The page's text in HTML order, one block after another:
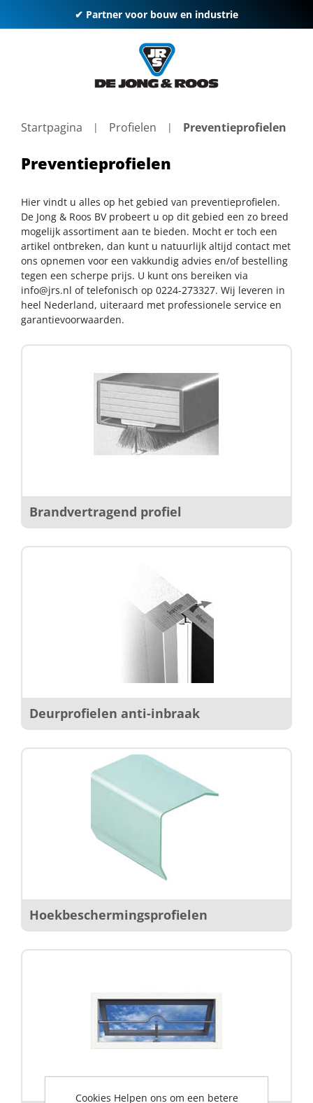
✔ Partner voor bouw en industrie
Startpagina Profielen Preventieprofielen
Preventieprofielen
Hier vindt u alles op het gebied van preventieprofielen.
De Jong & Roos BV probeert u op dit gebied een zo breed
mogelijk assortiment aan te bieden. Mocht er toch een
artikel ontbreken, dan kunt u natuurlijk altijd contact met
ons opnemen voor een vakkundig advies en/of bestelling
tegen een scherpe prijs. U kunt ons bereiken via
info@jrs.nl of telefonisch op 0224-273327. Wij leveren in
heel Nederland, uiteraard met professionele service en
garantievoorwaarden.
Brandvertragend profiel
Deurprofielen anti-inbraak
Hoekbeschermingsprofielen
Cookies Helpen ons om een betere